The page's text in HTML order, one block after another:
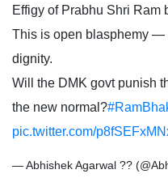
Effigy of Prabhu Shri Ram
This is open blasphemy —
dignity.
Will the DMK govt punish
the new normal?
pic.twitter.com/
— Abhishek Agarwal ??